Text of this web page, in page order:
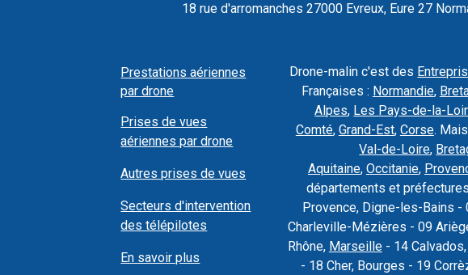
18 rue d'arromanches 27000 Evreux, Eure 27
Prestations aériennes
par drone
Prises de vues
aériennes par drone
Autres prises de vues
Secteurs d'intervention
des télépilotes
En savoir plus
Drone-malin c'est des
Françaises : Normandie,
Alpes, Les Pays-de-la-
Comté, Grand-Est, Corse.
Val-de-Loire,
Aquitaine, Occitanie,
départements et
Provence, Digne-les-Bains
Charleville-Mézières - 09
Rhône, Marseille- 14 Calvados,
- 18 Cher, Bourges - 19